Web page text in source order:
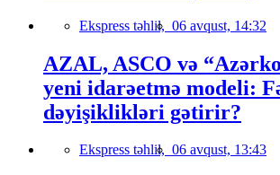
Ekspress təhlil, 06 avqust, 14:32
AZAL, ASCO və
yeni idarəetmə modeli:
dəyişiklikləri gətirir?
Ekspress təhlil, 06 avqust, 13:43